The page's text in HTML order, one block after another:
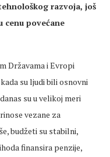
razvoja, još
cenu povećane
Državama i Evropi
su ljudi bili osnovni
su u velikoj meri
vezane za
budžeti su stabilni,
finansira penzije,